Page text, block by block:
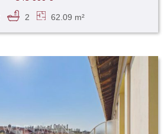
2 62.09 m²